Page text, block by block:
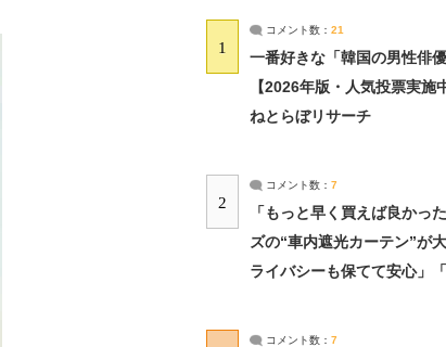
1
コメント数： 21
一番好きな「韓国の男性俳
【2026年版・人気投票実施
ねとらぼリサーチ
2
コメント数： 7
「もっと早く買えば良か
ズの“車内遮光カーテン”が
ライバシーも保てて安心」
コメント数： 7